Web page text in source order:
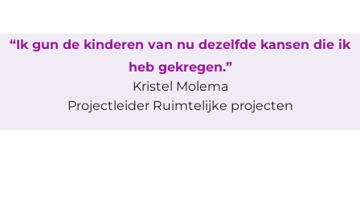
Ik gun de kinderen van nu dezelfde kansen die ik
heb gekregen.
Kristel Molema
Projectleider Ruimtelijke projecten